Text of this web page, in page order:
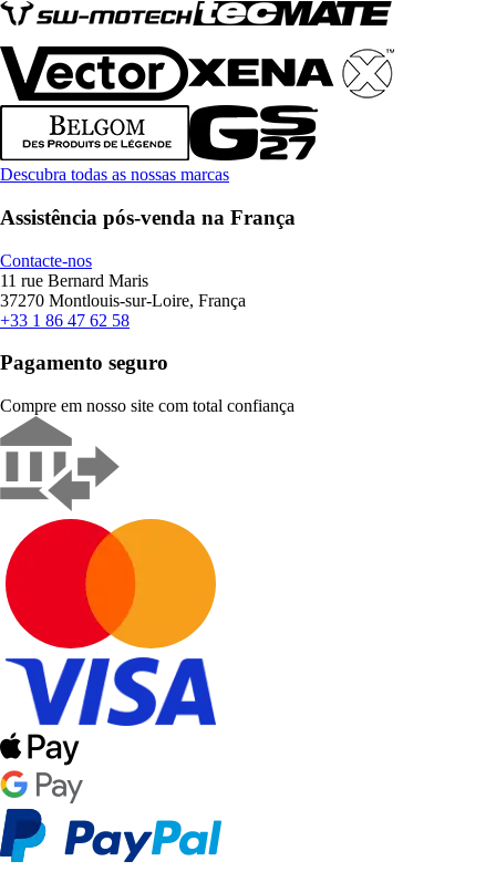
Descubra todas as nossas marcas
Assistência pós-venda na França
Contacte-nos
11 rue Bernard Maris
37270 Montlouis-sur-Loire, França
+33 1 86 47 62 58
Pagamento seguro
Compre em nosso site com total confiança